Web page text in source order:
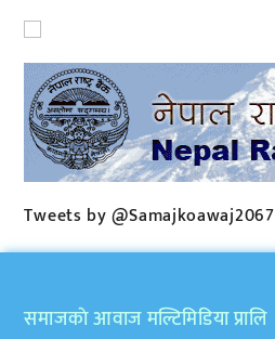
Tweets by @Samajkoawaj2067
समाजकाे आवाज मल्टिमिडिया प्रालि